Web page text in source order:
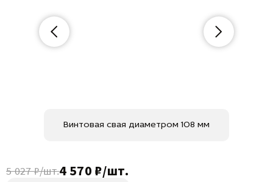
5 027 ₽/шт.4 570 ₽/шт.
Винтовая свая диаметром 108 мм